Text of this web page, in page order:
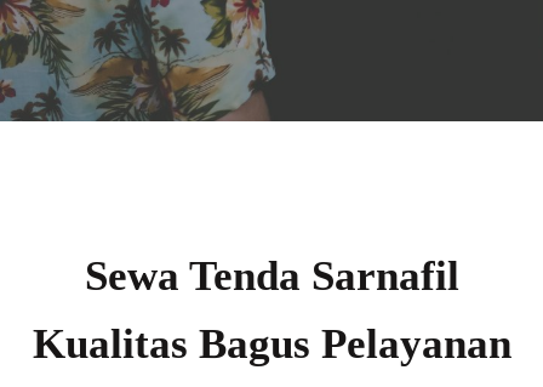
Sewa Tenda Sarnafil
Kualitas Bagus Pelayanan